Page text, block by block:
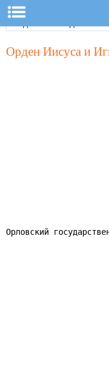
Орден Иисуса и
Орловский